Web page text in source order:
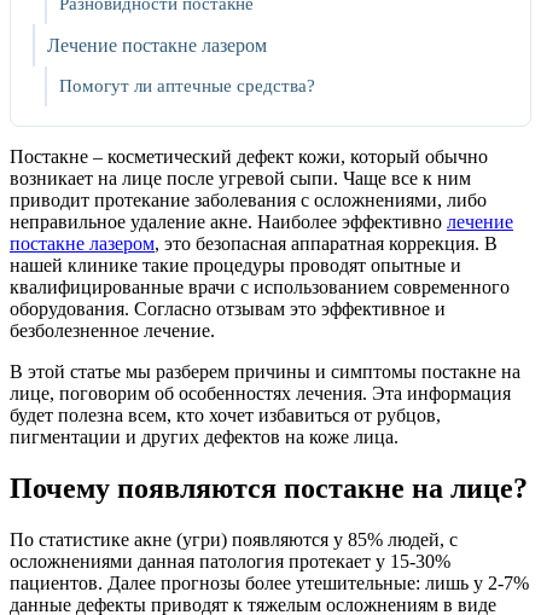
Постакне – косметический дефект кожи, который обычно
возникает на лице после угревой сыпи. Чаще все к ним
приводит протекание заболевания с осложнениями, либо
неправильное удаление акне. Наиболее эффективно лечение
постакне лазером, это безопасная аппаратная коррекция. В
нашей клинике такие процедуры проводят опытные и
квалифицированные врачи с использованием современного
оборудования. Согласно отзывам это эффективное и
безболезненное лечение.
В этой статье мы разберем причины и симптомы постакне на
лице, поговорим об особенностях лечения. Эта информация
будет полезна всем, кто хочет избавиться от рубцов,
пигментации и других дефектов на коже лица.
Почему появляются постакне на лице?
По статистике акне (угри) появляются у 85% людей, с
осложнениями данная патология протекает у 15-30%
пациентов. Далее прогнозы более утешительные: лишь у 2-7%
данные дефекты приводят к тяжелым осложнениям в виде
Лечение постакне лазером
Помогут ли аптечные средства?